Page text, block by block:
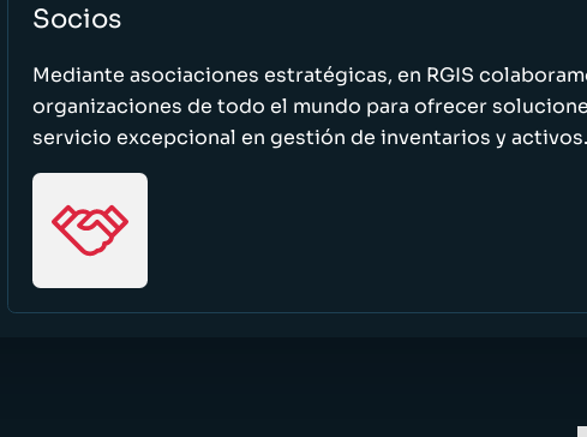
Socios
Mediante asociaciones estratégicas, en RGIS
organizaciones de todo el mundo para ofrecer
servicio excepcional en gestión de inventarios y activos.